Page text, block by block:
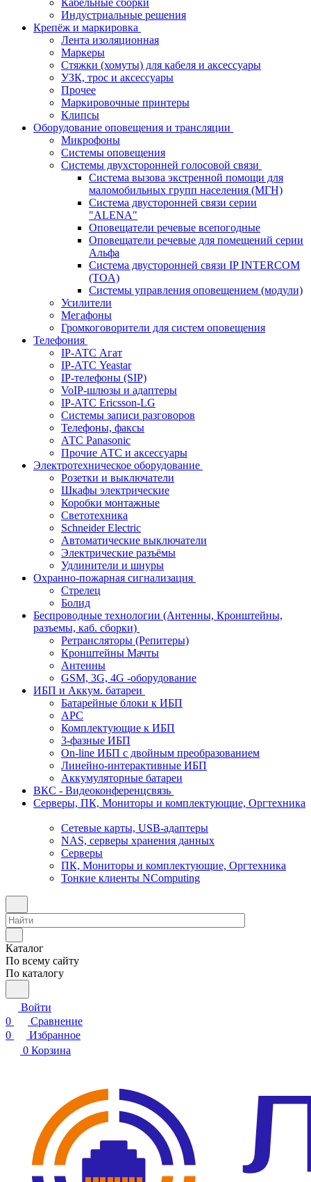
Кабельные сборки
Индустриальные решения
Крепёж и маркировка
Лента изоляционная
Маркеры
Стяжки (хомуты) для кабеля и аксессуары
УЗК, трос и аксессуары
Прочее
Маркировочные принтеры
Клипсы
Оборудование оповещения и трансляции
Микрофоны
Системы оповещения
Системы двухсторонней голосовой связи
Система вызова экстренной помощи для
маломобильных групп населения (МГН)
Система двусторонней связи серии
"ALENA"
Оповещатели речевые всепогодные
Оповещатели речевые для помещений серии
Альфа
Система двусторонней связи IP INTERCOM
(TOA)
Системы управления оповещением (модули)
Усилители
Мегафоны
Громкоговорители для систем оповещения
Телефония
IP-АТС Агат
IP-АТС Yeastar
IP-телефоны (SIP)
VoIP-шлюзы и адаптеры
IP-АТС Ericsson-LG
Системы записи разговоров
Телефоны, факсы
АТС Panasonic
Прочие АТС и аксессуары
Электротехническое оборудование
Розетки и выключатели
Шкафы электрические
Коробки монтажные
Светотехника
Schneider Electric
Автоматические выключатели
Электрические разъёмы
Удлинители и шнуры
Охранно-пожарная сигнализация
Стрелец
Болид
Беспроводные технологии (Антенны, Кронштейны,
разъемы, каб. сборки)
Ретрансляторы (Репитеры)
Кронштейны Мачты
Антенны
GSM, 3G, 4G -оборудование
ИБП и Аккум. батареи
Батарейные блоки к ИБП
APC
Комплектующие к ИБП
3-фазные ИБП
On-line ИБП с двойным преобразованием
Линейно-интерактивные ИБП
Аккумуляторные батареи
ВКС - Видеоконференцсвязь
Серверы, ПК, Мониторы и комплектующие, Оргтехника
Сетевые карты, USB-адаптеры
NAS, серверы хранения данных
Серверы
ПК, Мониторы и комплектующие, Оргтехника
Тонкие клиенты NComputing
Каталог
По всему сайту
По каталогу
Войти
0
Сравнение
0
Избранное
0 Корзина